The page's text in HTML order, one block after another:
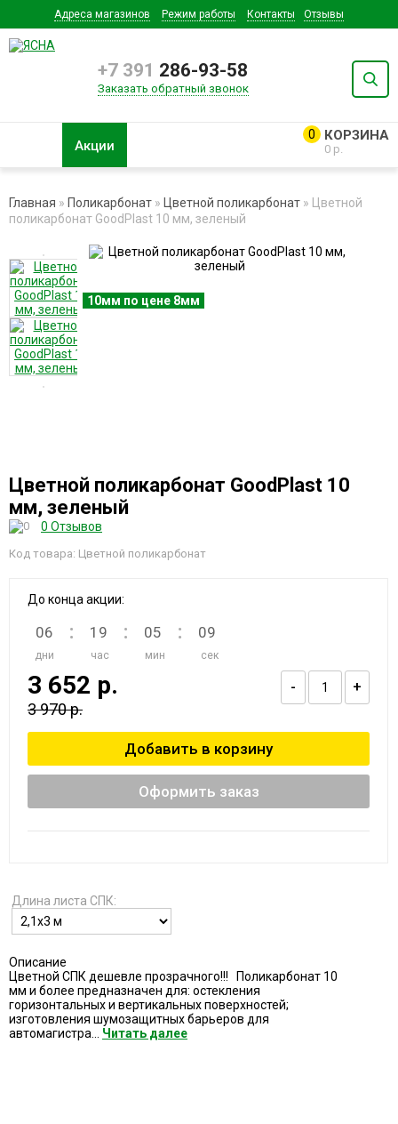
Адреса магазинов Режим работы Контакты Отзывы
+7 391 286-93-58
Заказать обратный звонок
0
0 р.
Акции
Главная » Поликарбонат » Цветной поликарбонат » Цветной
поликарбонат GoodPlast 10 мм, зеленый
10мм по цене 8мм
Цветной поликарбонат GoodPlast 10
мм, зеленый
0 Отзывов
Код товара: Цветной поликарбонат
До конца акции:
06 : 19 : 05 : 09
дни час мин сек
- +
3 652 р.
3 970 р.
Оформить заказ
Длина листа СПК:
Описание
Цветной СПК дешевле прозрачного!!! Поликарбонат 10
мм и более предназначен для: остекления
горизонтальных и вертикальных поверхностей;
изготовления шумозащитных барьеров для
автомагистра... Читать далее